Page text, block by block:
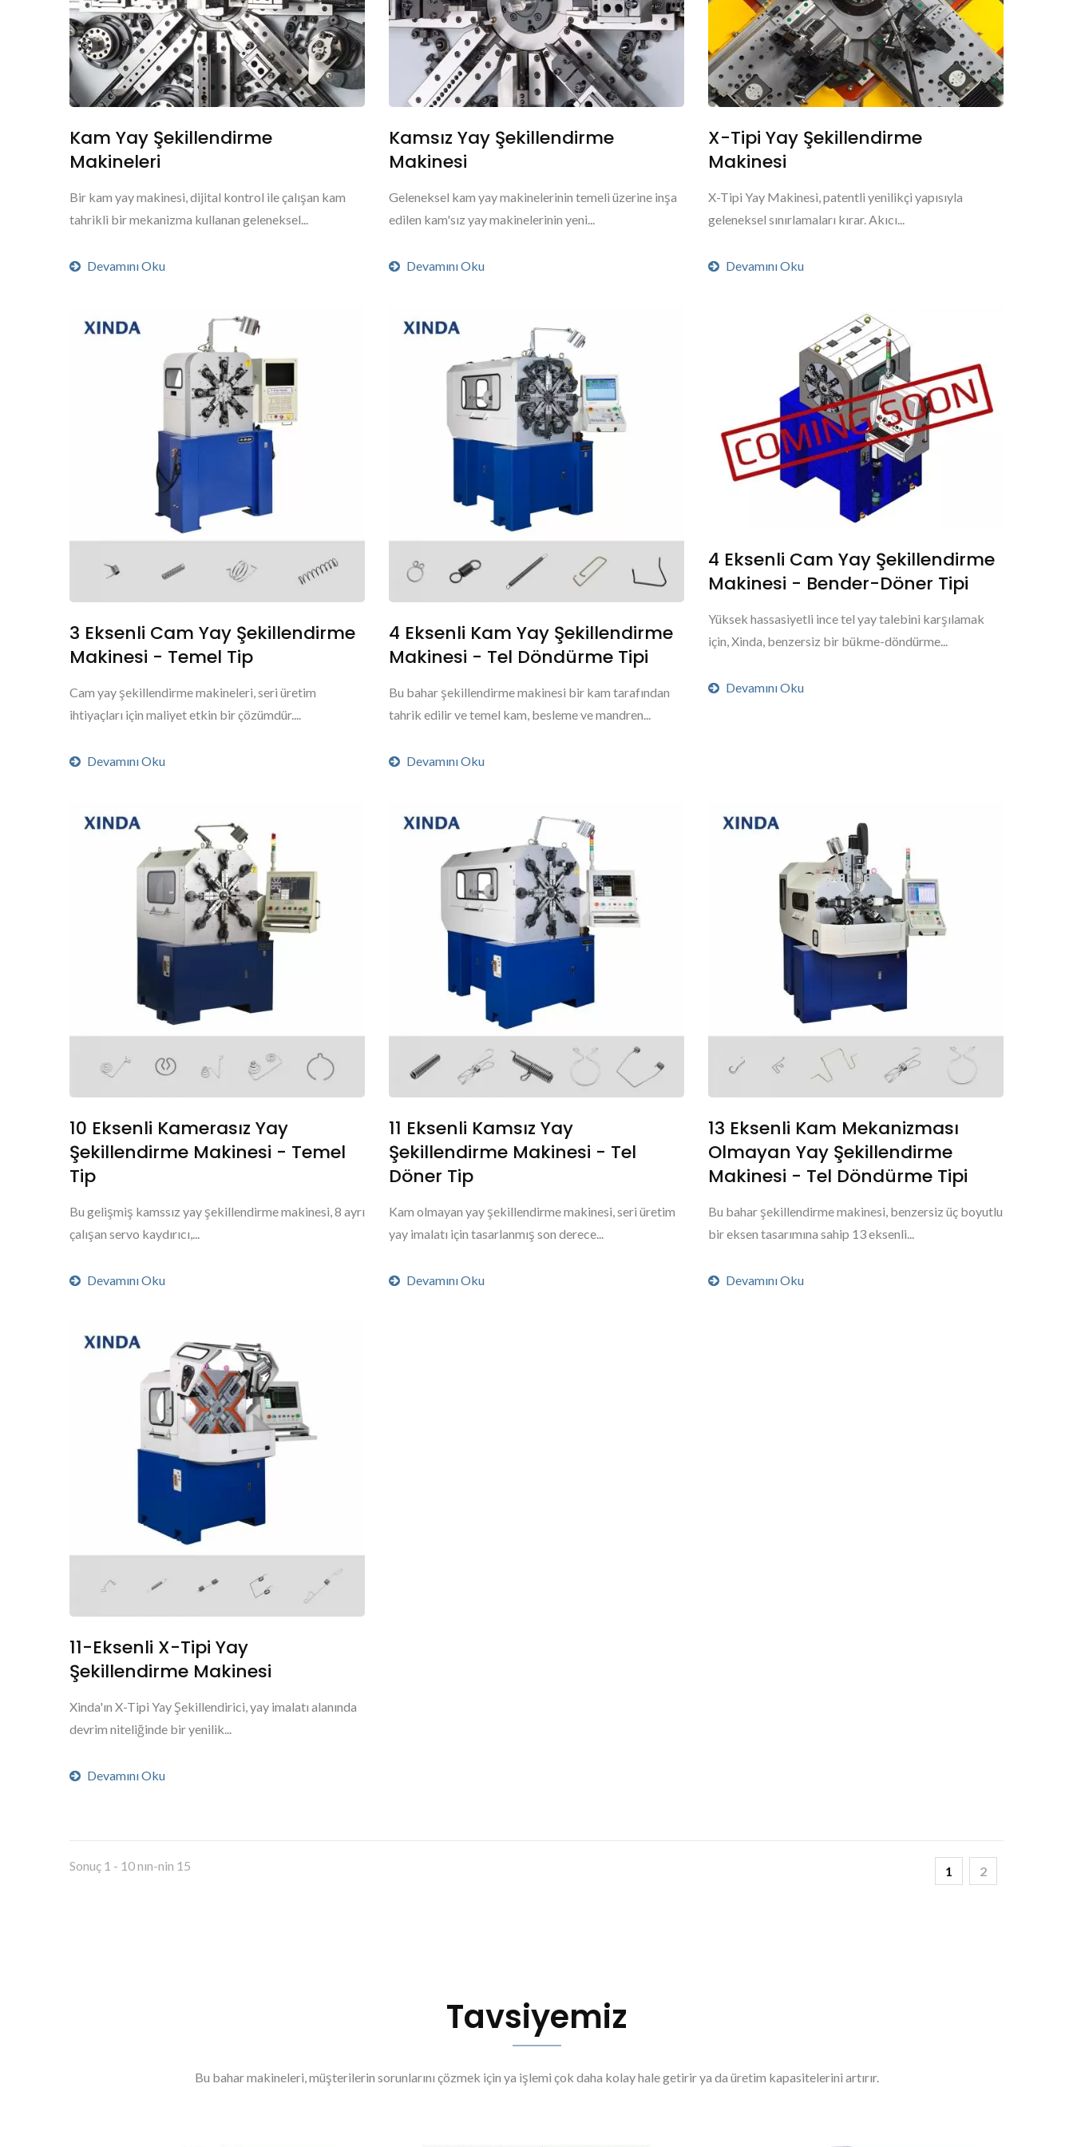
Kam Yay Şekillendirme
Makineleri
Bir kam yay makinesi, dijital kontrol ile çalışan kam
tahrikli bir mekanizma kullanan geleneksel...
Devamını Oku
Kamsız Yay Şekillendirme
Makinesi
Geleneksel kam yay makinelerinin temeli üzerine inşa
edilen kam'sız yay makinelerinin yeni...
Devamını Oku
X-Tipi Yay Şekillendirme
Makinesi
X-Tipi Yay Makinesi, patentli yenilikçi yapısıyla
geleneksel sınırlamaları kırar. Akıcı...
Devamını Oku
3 Eksenli Cam Yay Şekillendirme
Makinesi - Temel Tip
Cam yay şekillendirme makineleri, seri üretim
ihtiyaçları için maliyet etkin bir çözümdür....
Devamını Oku
4 Eksenli Kam Yay Şekillendirme
Makinesi - Tel Döndürme Tipi
Bu bahar şekillendirme makinesi bir kam tarafından
tahrik edilir ve temel kam, besleme ve mandren...
Devamını Oku
4 Eksenli Cam Yay Şekillendirme
Makinesi - Bender-Döner Tipi
Yüksek hassasiyetli ince tel yay talebini karşılamak
için, Xinda, benzersiz bir bükme-döndürme...
Devamını Oku
10 Eksenli Kamerasız Yay
Şekillendirme Makinesi - Temel
Tip
Bu gelişmiş kamssız yay şekillendirme makinesi, 8 ayrı
çalışan servo kaydırıcı,...
Devamını Oku
11 Eksenli Kamsız Yay
Şekillendirme Makinesi - Tel
Döner Tip
Kam olmayan yay şekillendirme makinesi, seri üretim
yay imalatı için tasarlanmış son derece...
Devamını Oku
13 Eksenli Kam Mekanizması
Olmayan Yay Şekillendirme
Makinesi - Tel Döndürme Tipi
Bu bahar şekillendirme makinesi, benzersiz üç boyutlu
bir eksen tasarımına sahip 13 eksenli...
Devamını Oku
11-Eksenli X-Tipi Yay
Şekillendirme Makinesi
Xinda'ın X-Tipi Yay Şekillendirici, yay imalatı alanında
devrim niteliğinde bir yenilik...
Devamını Oku
Sonuç 1 - 10 nın-nin 15 1 2
Tavsiyemiz
Bu bahar makineleri, müşterilerin sorunlarını çözmek için ya işlemi çok daha kolay hale getirir ya da üretim kapasitelerini artırır.